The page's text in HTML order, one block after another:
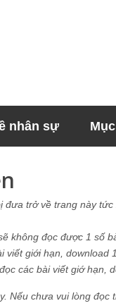
nhân sự
trở về trang này
không đọc được 1 số
giới hạn, download
các bài viết giớ hạn,
Nếu chưa vui lòng đọc